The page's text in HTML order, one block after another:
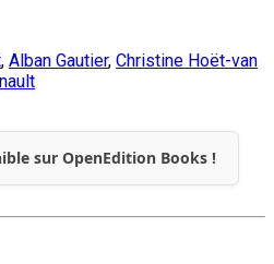
, Alban Gautier, Christine Hoët-van
sur OpenEdition Books !